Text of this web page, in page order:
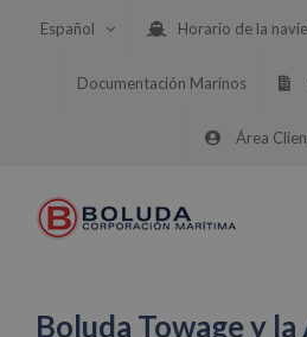
Español Horario de la
Documentación Marinos
Área
Boluda Towage y